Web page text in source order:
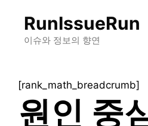
RunIssueRun
이슈와 정보의 향연
[rank_math_breadcrumb]
원인 중